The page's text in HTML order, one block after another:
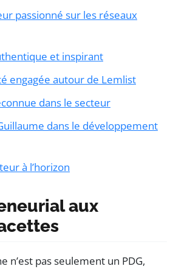
passionné sur les réseaux
et inspirant
engagée autour de Lemlist
dans le secteur
dans le développement
à l’horizon
aux
n’est pas seulement un PDG,